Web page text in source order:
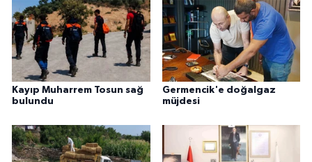
Kayıp Muharrem Tosun sağ
bulundu
Germencik'e doğalgaz
müjdesi